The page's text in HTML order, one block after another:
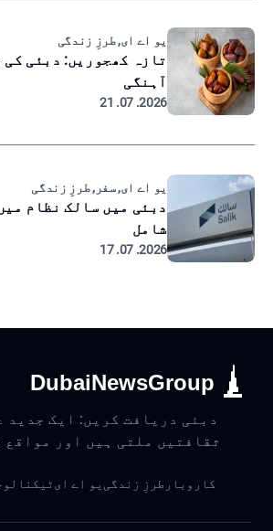
یو اے ای, طرزِ زندگی
تازہ کھجوریں: دبئی کی
آہنگی
2026. 07. 21
یو اے ای, سفر, طرزِ زندگی
شامل
2026. 07. 17
DubaiNewsGroup
دبئی دریافت کریں: ایک جدید
ثقافتیں ملتی ہیں اور مواقع
کاروبار طرزِ زندگی یو اے ای